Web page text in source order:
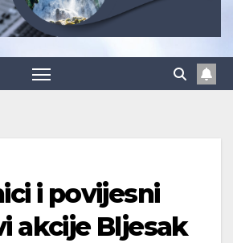
i povijesni
akcije Bljesak